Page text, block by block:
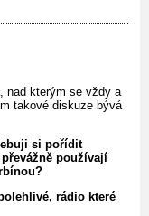
nad kterým se vždy a
takové diskuze bývá
si pořídit
používají
rádio které